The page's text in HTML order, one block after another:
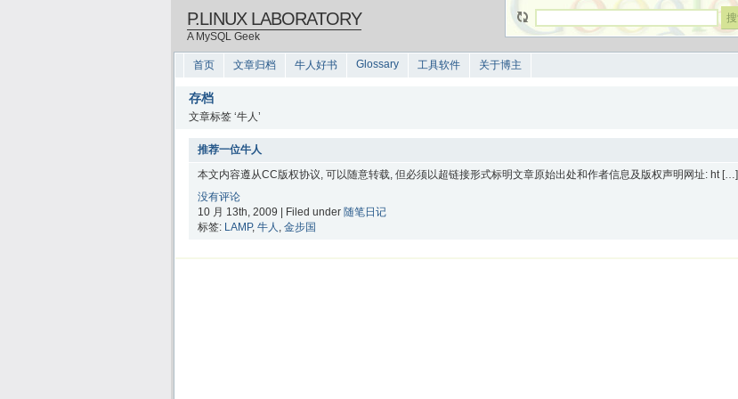
P.LINUX LABORATORY
A MySQL Geek
首页 文章归档 牛人好书 Glossary 工具软件 关于博主
存档
文章标签 ‘牛人’
推荐一位牛人
本文内容遵从CC版权协议, 可以随意转载, 但必须以超链接形式标明文章原始出处和作者信息及版权声明网址: ht […]
没有评论
10 月 13th, 2009 | Filed under 随笔日记
标签: LAMP, 牛人 , 金步国